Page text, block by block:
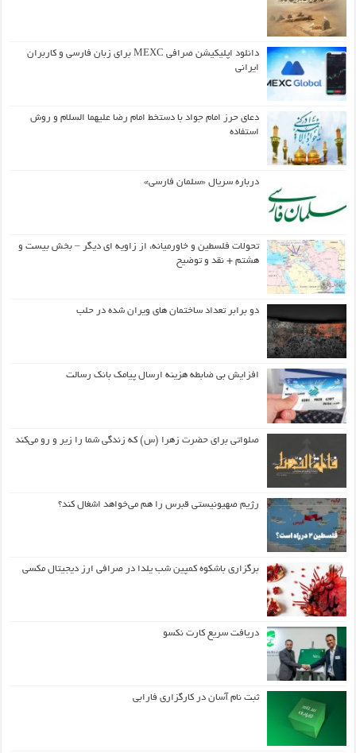
دانلود اپلیکیشن صرافی MEXC برای زبان فارسی و کاربران
ایرانی
دعای حرز امام جواد با دستخط امام رضا علیهما السلام و روش
استفاده
درباره سریال «سلمان فارسی»
تحولات فلسطین و خاورمیانه، از زاویه ای دیگر – بخش بیست و
هشتم + نقد و توضیح
دو برابر تعداد ساختمان های ویران شده در حلب
افزایش بی ضابطه هزینه ارسال پیامک بانک رسالت
صلواتی برای حضرت زهرا (س) که زندگی شما را زیر و رو می‌کند
رژیم صهیونیستی قبرس را هم می‌خواهد اشغال کند؟
برگزاری باشکوه کمپین شب یلدا در صرافی ارز دیجیتال مکسی
دریافت سریع کارت نکسو
ثبت نام آسان در کارگزاری فارابی